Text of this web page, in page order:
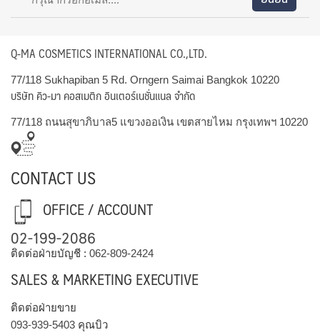
Q-MA COSMETICS INTERNATIONAL CO.,LTD.
77/118 Sukhapiban 5 Rd. Orngern Saimai Bangkok 10220
บริษัท คิว-มา คอสเมติก อินเตอร์เนชั่นแนล จำกัด
77/118 ถนนสุขาภิบาล5 แขวงออเงิน เขตสายไหม กรุงเทพฯ 10220
CONTACT US
OFFICE / ACCOUNT
02-199-2086
ติดต่อฝ่ายบัญชี : 062-809-2424
SALES & MARKETING EXECUTIVE
ติดต่อฝ่ายขาย
093-939-5403 คุณบิว